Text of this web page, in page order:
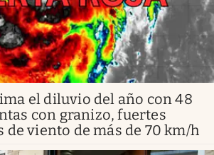
el diluvio del año con 48
con granizo, fuertes
de viento de más de 70 km/h